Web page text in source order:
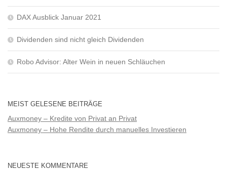
DAX Ausblick Januar 2021
Dividenden sind nicht gleich Dividenden
Robo Advisor: Alter Wein in neuen Schläuchen
MEIST GELESENE BEITRÄGE
Auxmoney – Kredite von Privat an Privat
Auxmoney – Hohe Rendite durch manuelles Investieren
NEUESTE KOMMENTARE